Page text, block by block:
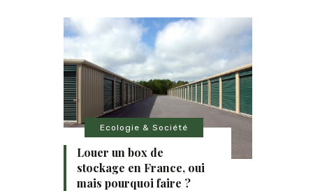
Ecologie & Société
Louer un box de
stockage en France, oui
mais pourquoi faire ?